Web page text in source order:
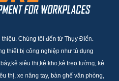
Chúng tôi đến từ Thụy Điển.
thiết bị công nghiệp như tủ dụng
siêu thị,kệ kho,kệ treo tường, kệ
thị, xe nâng tay, bàn ghế văn phòng,